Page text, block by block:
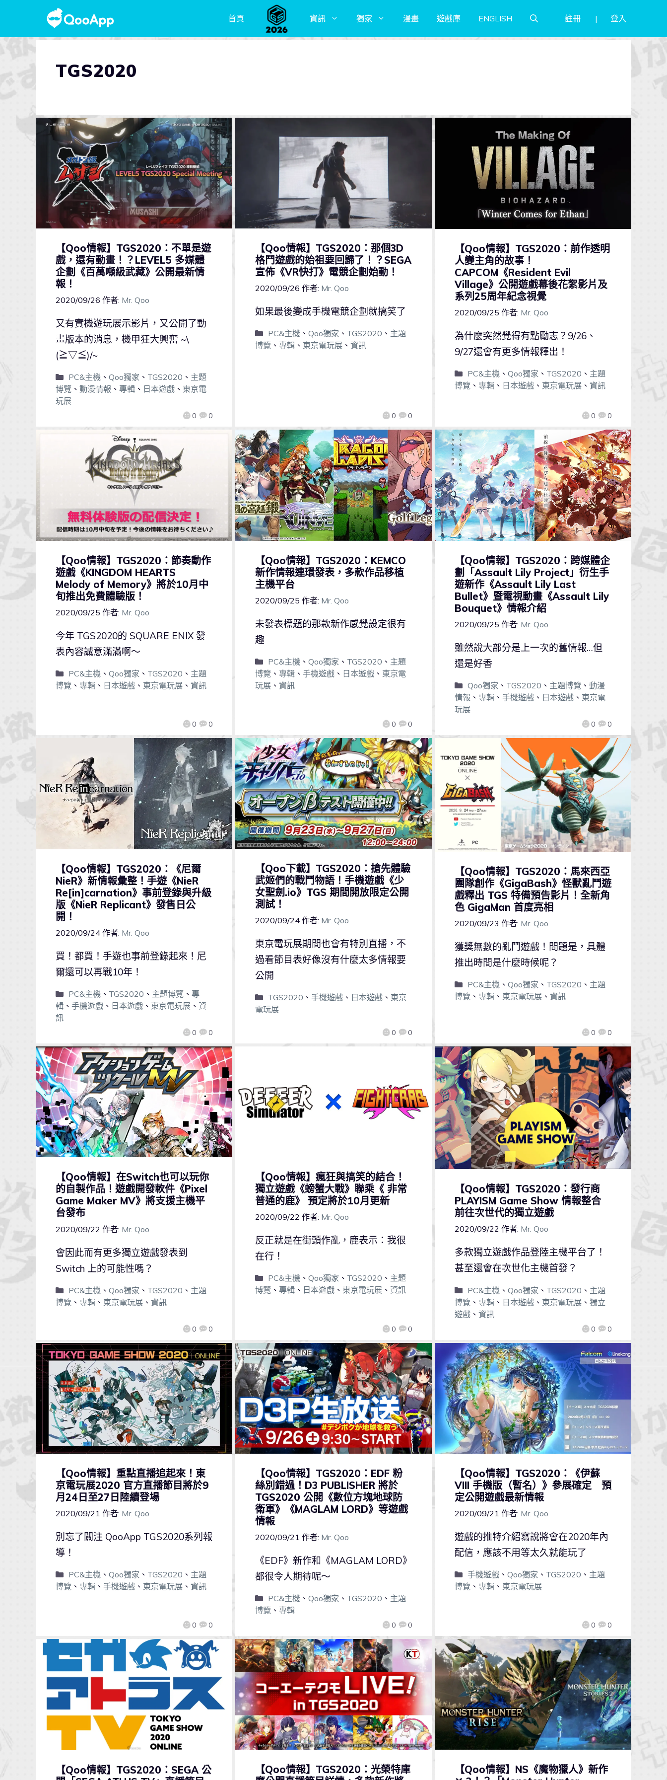
首頁 資訊 獨家 漫畫 遊戲庫 ENGLISH 註冊 登入
TGS2020
【Qoo情報】TGS2020：不單是遊
戲，還有動畫！？LEVEL5 多媒體
企劃《百萬噸級武藏》公開最新情
報！
2020/09/26 作者: Mr. Qoo
0 0
又有實機遊玩展示影片，又公開了動
畫版本的消息，機甲狂大興奮 ~\
(≧▽≦)/~
PC&主機、 Qoo獨家 、 TGS2020 、 主題
博覽 、 動漫情報 、 專輯 、 日本遊戲 、 東京電
玩展
【Qoo情報】TGS2020：那個3D
格鬥遊戲的始祖要回歸了！？SEGA
宣佈《VR快打》電競企劃始動！
2020/09/26 作者: Mr. Qoo
0 0
如果最後變成手機電競企劃就搞笑了
PC&主機、 Qoo獨家 、 TGS2020 、 主題
博覽、 專輯、 東京電玩展、 資訊
【Qoo情報】TGS2020：前作透明
人變主角的故事！
CAPCOM《Resident Evil
Village》公開遊戲幕後花絮影片及
系列25周年紀念視覺
2020/09/25 作者: Mr. Qoo
0 0
為什麼突然覺得有點勵志？9/26、
9/27還會有更多情報釋出！
PC&主機、 Qoo獨家 、 TGS2020 、 主題
博覽、 專輯、 日本遊戲、 東京電玩展、 資訊
【Qoo情報】TGS2020：節奏動作
遊戲《KINGDOM HEARTS
Melody of Memory》將於10月中
旬推出免費體驗版！
2020/09/25 作者: Mr. Qoo
0 0
今年 TGS2020的 SQUARE ENIX 發
表內容誠意滿滿啊～
PC&主機 、 Qoo獨家 、 TGS2020 、 主題
博覽 、 專輯 、 日本遊戲 、 東京電玩展 、 資訊
【Qoo情報】TGS2020：KEMCO
新作情報連環發表，多款作品移植
主機平台
2020/09/25 作者: Mr. Qoo
0 0
未發表標題的那款新作感覺設定很有
趣
PC&主機、 Qoo獨家 、 TGS2020 、 主題
博覽、 專輯、 手機遊戲、 日本遊戲、 東京電
玩展、 資訊
【Qoo情報】TGS2020：跨媒體企
劃「Assault Lily Project」衍生手
遊新作《Assault Lily Last
Bullet》暨電視動畫《Assault Lily
Bouquet》情報介紹
2020/09/25 作者: Mr. Qoo
0 0
雖然說大部分是上一次的舊情報…但
還是好香
Qoo獨家 、 TGS2020 、 主題博覽、 動漫
情報 、 專輯、 手機遊戲、 日本遊戲、 東京電
玩展
【Qoo情報】TGS2020：《尼爾
NieR》新情報彙整！手遊《NieR
Re[in]carnation》事前登錄與升級
版《NieR Replicant》發售日公
開！
2020/09/24 作者: Mr. Qoo
0 0
買！都買！手遊也事前登錄起來！尼
爾還可以再戰10年！
PC&主機 、 TGS2020 、 主題博覽、 專
輯 、 手機遊戲 、 日本遊戲 、 東京電玩展 、 資
訊
【Qoo下載】TGS2020：搶先體驗
武姬們的戰鬥物語！手機遊戲《少
女聖劍.io》TGS 期間開放限定公開
測試！
2020/09/24 作者: Mr. Qoo
0 0
東京電玩展期間也會有特別直播，不
過看節目表好像沒有什麼太多情報要
公開
TGS2020 、 手機遊戲、 日本遊戲、 東京
電玩展
【Qoo情報】TGS2020：馬來西亞
團隊創作《GigaBash》怪獸亂鬥遊
戲釋出 TGS 特備預告影片！全新角
色 GigaMan 首度亮相
2020/09/23 作者: Mr. Qoo
0 0
獲獎無數的亂鬥遊戲！問題是，具體
推出時間是什麼時候呢？
PC&主機、 Qoo獨家 、 TGS2020 、 主題
博覽、 專輯、 東京電玩展、 資訊
【Qoo情報】在Switch也可以玩你
的自製作品！遊戲開發軟件《Pixel
Game Maker MV》將支援主機平
台發布
2020/09/22 作者: Mr. Qoo
0 0
會因此而有更多獨立遊戲發表到
Switch 上的可能性嗎？
PC&主機 、 Qoo獨家 、 TGS2020 、 主題
博覽 、 專輯 、 東京電玩展 、 資訊
【Qoo情報】瘋狂與搞笑的結合！
獨立遊戲《螃蟹大戰》聯乘《 非常
普通的鹿》 預定將於10月更新
2020/09/22 作者: Mr. Qoo
0 0
反正就是在街頭作亂，鹿表示：我很
在行！
PC&主機 、 Qoo獨家 、 TGS2020 、 主題
博覽、 專輯、 日本遊戲、 東京電玩展、 資訊
【Qoo情報】TGS2020：發行商
PLAYISM Game Show 情報整合
前往次世代的獨立遊戲
2020/09/22 作者: Mr. Qoo
0 0
多款獨立遊戲作品登陸主機平台了！
甚至還會在次世化主機首發？
PC&主機 、 Qoo獨家 、 TGS2020 、 主題
博覽、 專輯、 日本遊戲、 東京電玩展、 獨立
遊戲、 資訊
【Qoo情報】重點直播追起來！東
京電玩展2020 官方直播節目將於9
月24日至27日陸續登場
2020/09/21 作者: Mr. Qoo
0 0
別忘了關注 QooApp TGS2020系列報
導！
PC&主機、 Qoo獨家 、 TGS2020 、 主題
博覽 、 專輯 、 手機遊戲 、 東京電玩展 、 資訊
【Qoo情報】TGS2020：EDF 粉
絲別錯過！D3 PUBLISHER 將於
TGS2020 公開《數位方塊地球防
衛軍》《MAGLAM LORD》等遊戲
情報
2020/09/21 作者: Mr. Qoo
0 0
《EDF》新作和《MAGLAM LORD》
都很令人期待呢～
PC&主機、 Qoo獨家 、 TGS2020 、 主題
博覽、 專輯
【Qoo情報】TGS2020：《伊蘇
VIII 手機版（暫名）》參展確定 預
定公開遊戲最新情報
2020/09/21 作者: Mr. Qoo
0 0
遊戲的推特介紹寫說將會在2020年內
配信，應該不用等太久就能玩了
手機遊戲、 Qoo獨家 、 TGS2020 、 主題
博覽、 專輯、 東京電玩展
【Qoo情報】TGS2020：SEGA 公
【Qoo情報】TGS2020：光榮特庫
【Qoo情報】NS《魔物獵人》新作